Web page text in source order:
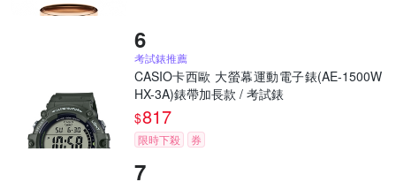
考試錶推薦
CASIO卡西歐 大螢幕運動電子錶(AE-1500W
HX-3A)錶帶加長款 / 考試錶
$817
限時下殺 券